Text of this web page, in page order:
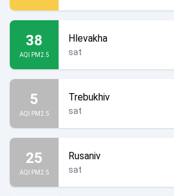
38
AQI PM2.5
Hlevakha
sat
5
AQI PM2.5
Trebukhiv
sat
25
AQI PM2.5
Rusaniv
sat